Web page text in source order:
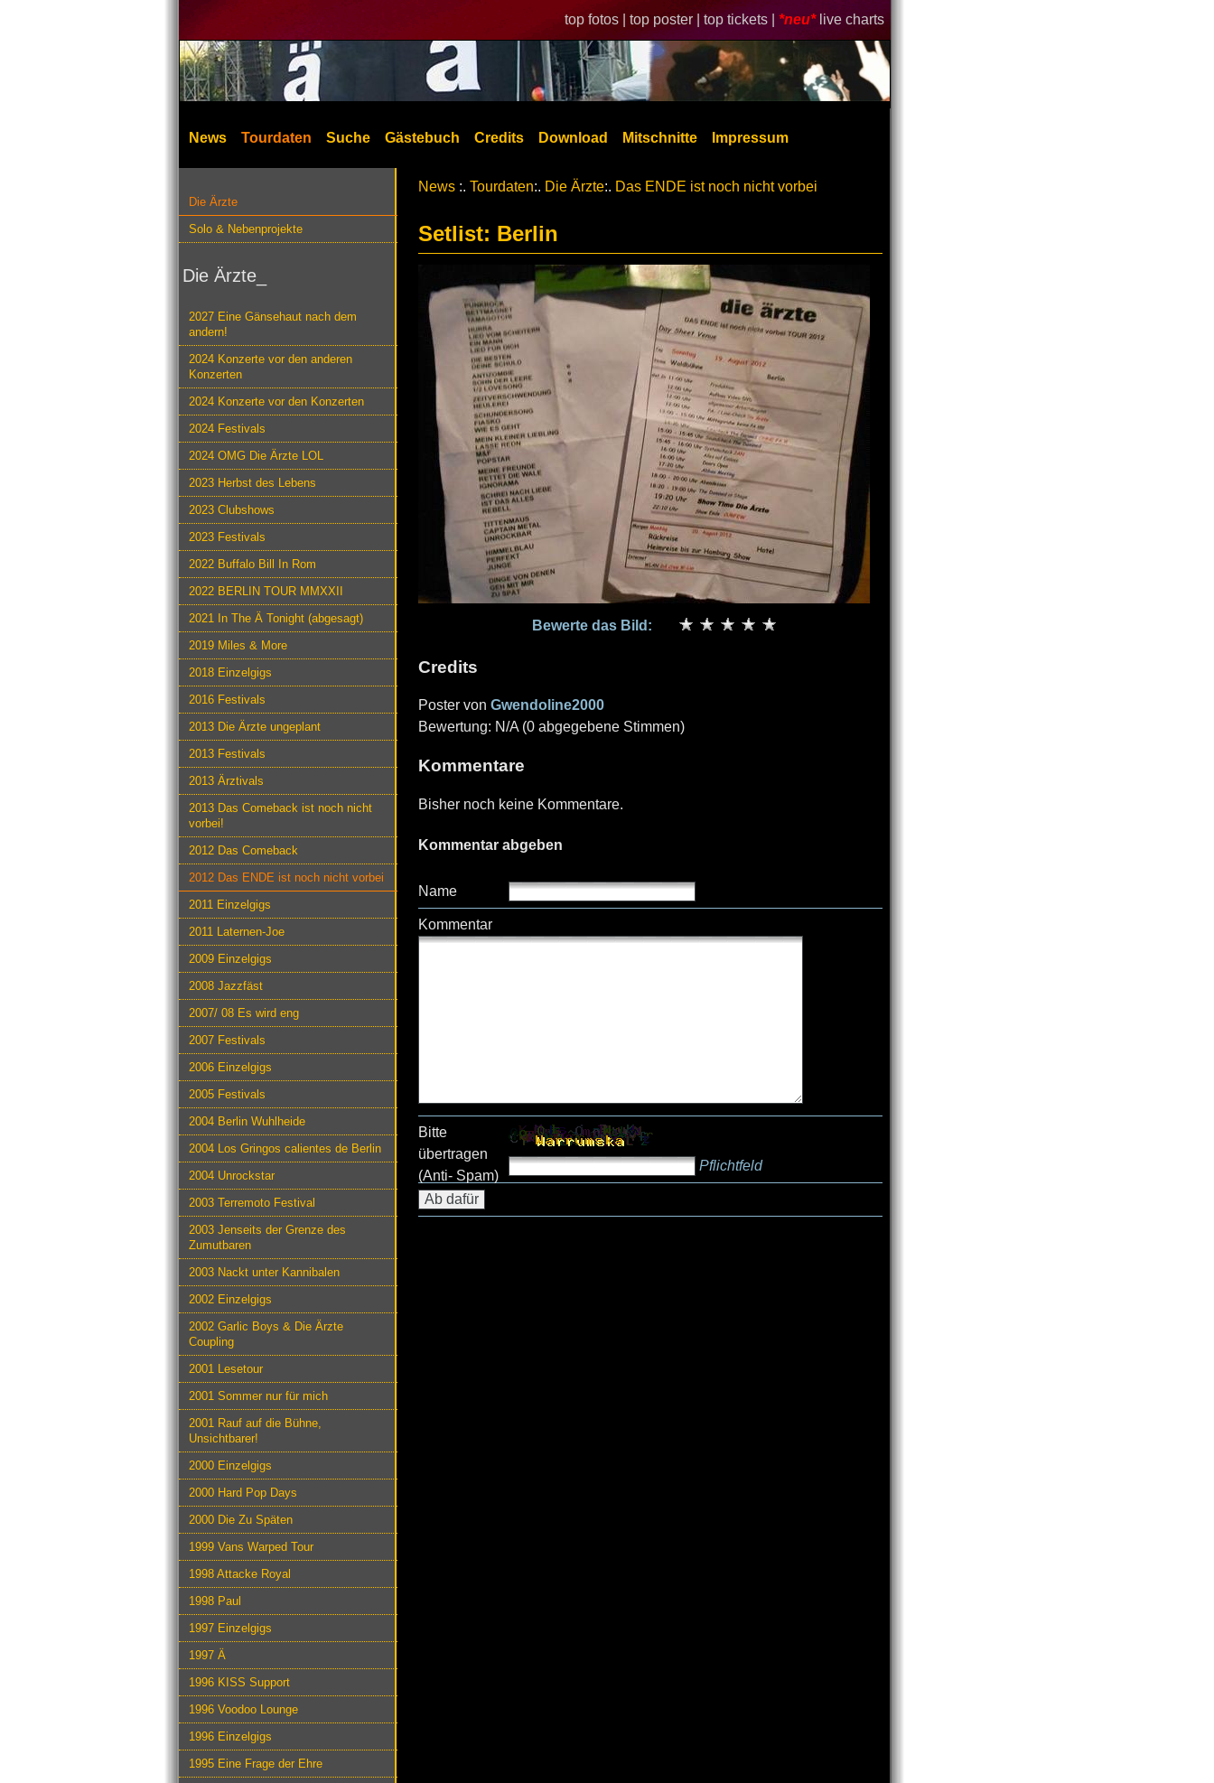
top fotos | top poster | top tickets | *neu* live charts
News Tourdaten Suche Gästebuch Credits Download Mitschnitte Impressum
Die Ärzte
Solo & Nebenprojekte
Die Ärzte_
2027 Eine Gänsehaut nach dem
andern!
2024 Konzerte vor den anderen
Konzerten
2024 Konzerte vor den Konzerten
2024 Festivals
2024 OMG Die Ärzte LOL
2023 Herbst des Lebens
2023 Clubshows
2023 Festivals
2022 Buffalo Bill In Rom
2022 BERLIN TOUR MMXXII
2021 In The Ä Tonight (abgesagt)
2019 Miles & More
2018 Einzelgigs
2016 Festivals
2013 Die Ärzte ungeplant
2013 Festivals
2013 Ärztivals
2013 Das Comeback ist noch nicht
vorbei!
2012 Das Comeback
2012 Das ENDE ist noch nicht vorbei
2011 Einzelgigs
2011 Laternen-Joe
2009 Einzelgigs
2008 Jazzfäst
2007/ 08 Es wird eng
2007 Festivals
2006 Einzelgigs
2005 Festivals
2004 Berlin Wuhlheide
2004 Los Gringos calientes de Berlin
2004 Unrockstar
2003 Terremoto Festival
2003 Jenseits der Grenze des
Zumutbaren
2003 Nackt unter Kannibalen
2002 Einzelgigs
2002 Garlic Boys & Die Ärzte
Coupling
2001 Lesetour
2001 Sommer nur für mich
2001 Rauf auf die Bühne,
Unsichtbarer!
2000 Einzelgigs
2000 Hard Pop Days
2000 Die Zu Späten
1999 Vans Warped Tour
1998 Attacke Royal
1998 Paul
1997 Einzelgigs
1997 Ä
1996 KISS Support
1996 Voodoo Lounge
1996 Einzelgigs
1995 Eine Frage der Ehre
News :. Tourdaten:. Die Ärzte:. Das ENDE ist noch nicht vorbei
Setlist: Berlin
Bewerte das Bild:
Credits
Poster von Gwendoline2000
Bewertung: N/A (0 abgegebene Stimmen)
Kommentare
Bisher noch keine Kommentare.
Kommentar abgeben
Name
Kommentar
Bitte
übertragen
(Anti- Spam)
Pflichtfeld